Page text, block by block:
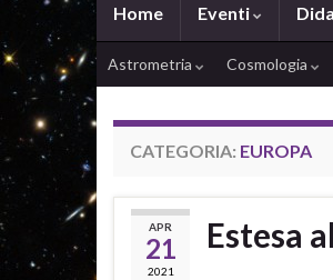
Home Eventi
Astrometria Cosmologia
CATEGORIA: EUROPA
APR
21
2021
Estesa